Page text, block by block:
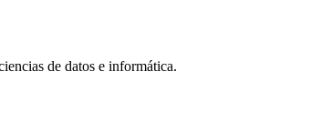
de datos e informática.